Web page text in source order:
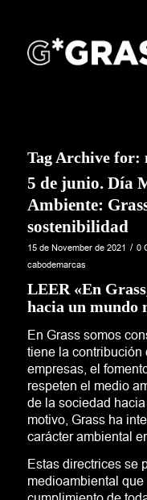
Tag Archive for:
5 de junio. Día
Ambiente:
sostenibilidad
15 de November de 2021 / 0
cabodemarcas
LEER «En
hacia un mundo
En Grass somos
tiene la contribución
empresas, el
respeten el medio
de la sociedad
motivo, Grass ha
carácter ambiental
Estas directrices se
medioambiental